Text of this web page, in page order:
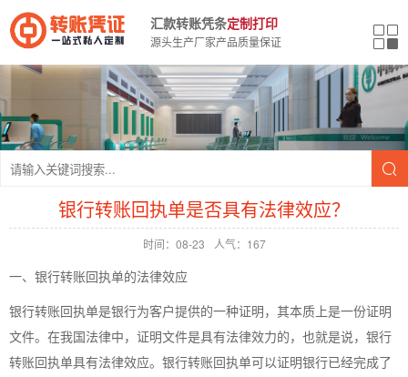
汇款转账凭条定制打印
源头生产厂家产品质量保证
银行转账回执单是否具有法律效应？
时间：08-23 人气：167
一、银行转账回执单的法律效应
银行转账回执单是银行为客户提供的一种证明，其本质上是一份证明
文件。在我国法律中，证明文件是具有法律效力的，也就是说，银行
转账回执单具有法律效应。银行转账回执单可以证明银行已经完成了